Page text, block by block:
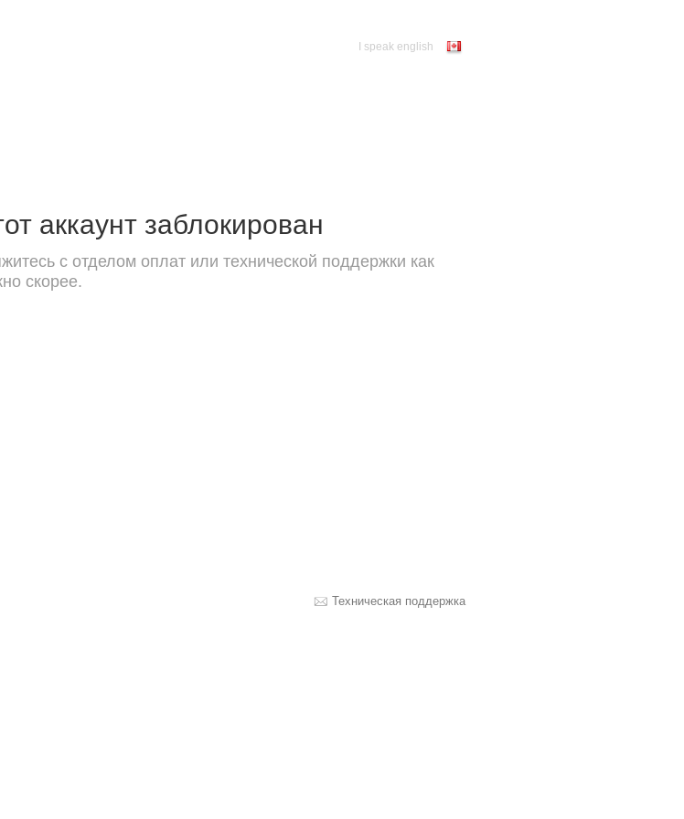
I speak english
аккаунт заблокирован
с отделом оплат или технической поддержки как
скорее.
Техническая поддержка